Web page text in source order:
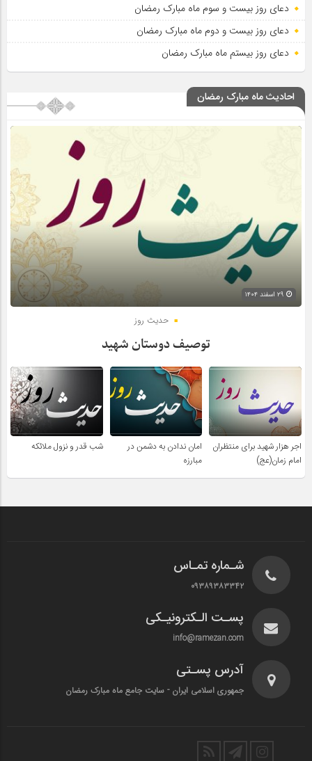
دعای روز بیست و سوم ماه مبارک رمضان
دعای روز بیست و دوم ماه مبارک رمضان
دعای روز بیستم ماه مبارک رمضان
احادیث ماه مبارک رمضان
حدیث روز
توصیف دوستان شهید
اجر هزار شهید برای منتظران
امام زمان(عج)
امان ندادن به دشمن در
مبارزه
شب قدر و نزول ملائکه
شـماره تمـاس
۰۹۳۸۹۳۸۳۳۴۲
پسـت الـکترونیـکی
info@ramezan.com
آدرس پسـتی
جمهوری اسلامی ایران - سایت جامع ماه مبارک رمضان